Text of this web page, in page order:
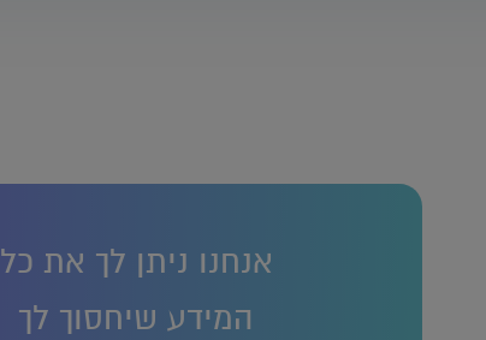
אנחנו ניתן לך את כל
המידע שיחסוך לך